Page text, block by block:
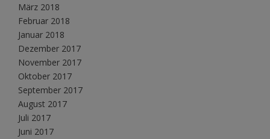
März 2018
Februar 2018
Januar 2018
Dezember 2017
November 2017
Oktober 2017
September 2017
August 2017
Juli 2017
Juni 2017